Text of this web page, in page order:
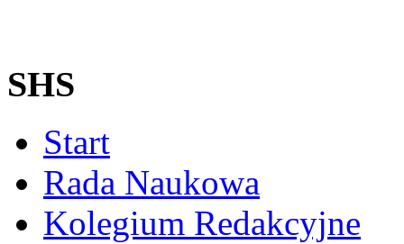
SHS
Start
Rada Naukowa
Kolegium Redakcyjne